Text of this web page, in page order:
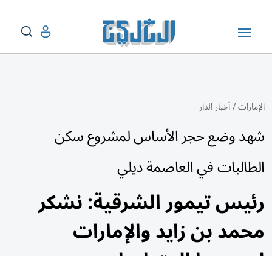
الإمارات/أخبار الدار
شهد وضع حجر الأساس لمشروع سكن
الطالبات في العاصمة ديلي
رئيس تيمور الشرقية: نشكر
محمد بن زايد والإمارات